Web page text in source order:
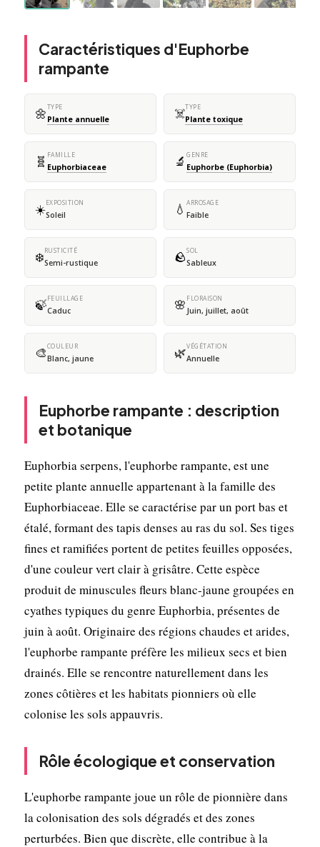
Caractéristiques d'Euphorbe
rampante
🌼TYPE
Plante annuelle ☠️TYPE
Plante toxique
🧬 FAMILLE
Euphorbiaceae 🔬 GENRE
Euphorbe (Euphorbia)
☀️EXPOSITION
Soleil 💧 ARROSAGE
Faible
❄️RUSTICITÉ
Semi-rustique 🪨SOL
Sableux
🍃FEUILLAGE
Caduc 🌸 FLORAISON
Juin, juillet, août
🎨COULEUR
Blanc, jaune 🌿VÉGÉTATION
Annuelle
Euphorbe rampante : description
et botanique
Euphorbia serpens, l'euphorbe rampante, est une
petite plante annuelle appartenant à la famille des
Euphorbiaceae. Elle se caractérise par un port bas et
étalé, formant des tapis denses au ras du sol. Ses tiges
fines et ramifiées portent de petites feuilles opposées,
d'une couleur vert clair à grisâtre. Cette espèce
produit de minuscules fleurs blanc-jaune groupées en
cyathes typiques du genre Euphorbia, présentes de
juin à août. Originaire des régions chaudes et arides,
l'euphorbe rampante préfère les milieux secs et bien
drainés. Elle se rencontre naturellement dans les
zones côtières et les habitats pionniers où elle
colonise les sols appauvris.
Rôle écologique et conservation
L'euphorbe rampante joue un rôle de pionnière dans
la colonisation des sols dégradés et des zones
perturbées. Bien que discrète, elle contribue à la